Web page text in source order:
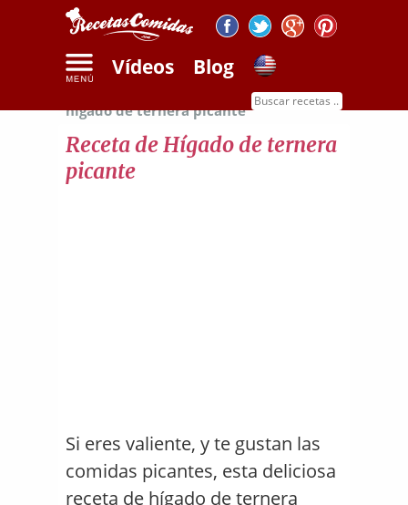
Vídeos Blog
Receta de
hígado de ternera picante
Receta de Hígado de ternera
picante
Si eres valiente, y te gustan las
comidas picantes, esta deliciosa
receta de hígado de ternera